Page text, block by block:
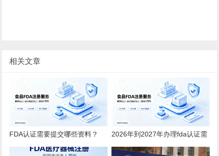
相关文章
FDA认证需要提交哪些资料？
2026全品类详细清单
2026年到2027年办理fda认证需
要多少钱？